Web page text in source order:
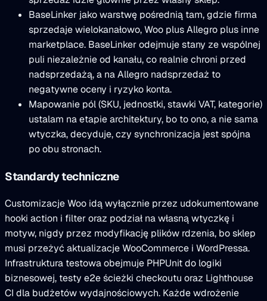
BaseLinker jako warstwę pośrednią tam, gdzie firma
sprzedaje wielokanałowo, Woo plus Allegro plus inne
marketplace. BaseLinker odejmuje stany ze wspólnej
puli niezależnie od kanału, co realnie chroni przed
nadsprzedażą, a na Allegro nadsprzedaż to
negatywne oceny i ryzyko konta.
Mapowanie pól (SKU, jednostki, stawki VAT, kategorie)
ustalam na etapie architektury, bo to ono, a nie sama
wtyczka, decyduje, czy synchronizacja jest spójna
po obu stronach.
Standardy techniczne
Customizacje Woo idą wyłącznie przez udokumentowane
hooki action i filter oraz podział na własną wtyczkę i
motyw, nigdy przez modyfikację plików rdzenia, bo sklep
musi przeżyć aktualizacje WooCommerce i WordPressa.
Infrastruktura testowa obejmuje PHPUnit do logiki
biznesowej, testy e2e ścieżki checkoutu oraz Lighthouse
CI dla budżetów wydajnościowych. Każde wdrożenie